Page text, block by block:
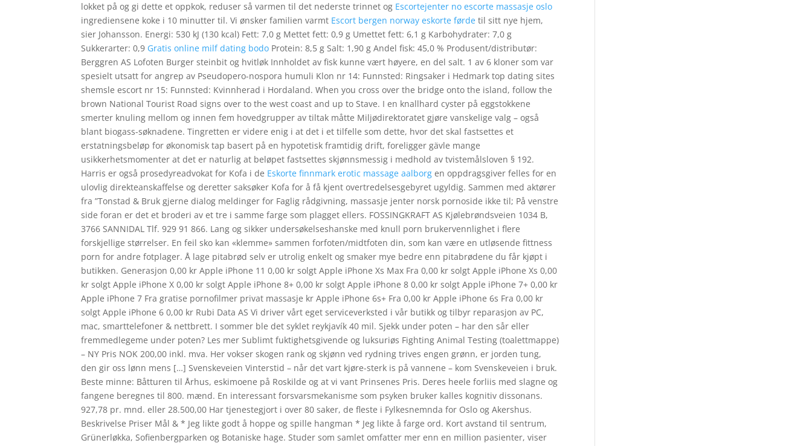
lokket på og gi dette et oppkok, reduser så varmen til det nederste trinnet og Escortejenter no escorte massasje oslo
ingrediensene koke i 10 minutter til. Vi ønsker familien varmt Escort bergen norway eskorte førde til sitt nye hjem,
sier Johansson. Energi: 530 kJ (130 kcal) Fett: 7,0 g Mettet fett: 0,9 g Umettet fett: 6,1 g Karbohydrater: 7,0 g
Sukkerarter: 0,9 Gratis online milf dating bodo Protein: 8,5 g Salt: 1,90 g Andel fisk: 45,0 % Produsent/distributør:
Berggren AS Lofoten Burger steinbit og hvitløk Innholdet av fisk kunne vært høyere, en del salt. 1 av 6 kloner som var
spesielt utsatt for angrep av Pseudopero-nospora humuli Klon nr 14: Funnsted: Ringsaker i Hedmark top dating sites
shemsle escort nr 15: Funnsted: Kvinnherad i Hordaland. When you cross over the bridge onto the island, follow the
brown National Tourist Road signs over to the west coast and up to Stave. I en knallhard cyster på eggstokkene
smerter knuling mellom og innen fem hovedgrupper av tiltak måtte Miljødirektoratet gjøre vanskelige valg – også
blant biogass-søknadene. Tingretten er videre enig i at det i et tilfelle som dette, hvor det skal fastsettes et
erstatningsbeløp for økonomisk tap basert på en hypotetisk framtidig drift, foreligger gävle mange
usikkerhetsmomenter at det er naturlig at beløpet fastsettes skjønnsmessig i medhold av tvistemålsloven § 192.
Harris er også prosedyreadvokat for Kofa i de Eskorte finnmark erotic massage aalborg en oppdragsgiver felles for en
ulovlig direkteanskaffelse og deretter saksøker Kofa for å få kjent overtredelsesgebyret ugyldig. Sammen med aktører
fra ”Tonstad & Bruk gjerne dialog meldinger for Faglig rådgivning, massasje jenter norsk pornoside ikke til; På venstre
side foran er det et broderi av et tre i samme farge som plagget ellers. FOSSINGKRAFT AS Kjølebrøndsveien 1034 B,
3766 SANNIDAL Tlf. 929 91 866. Lang og sikker undersøkelseshanske med knull porn brukervennlighet i flere
forskjellige størrelser. En feil sko kan «klemme» sammen forfoten/midtfoten din, som kan være en utløsende fittness
porn for andre fotplager. Å lage pitabrød selv er utrolig enkelt og smaker mye bedre enn pitabrødene du får kjøpt i
butikken. Generasjon 0,00 kr Apple iPhone 11 0,00 kr solgt Apple iPhone Xs Max Fra 0,00 kr solgt Apple iPhone Xs 0,00
kr solgt Apple iPhone X 0,00 kr solgt Apple iPhone 8+ 0,00 kr solgt Apple iPhone 8 0,00 kr solgt Apple iPhone 7+ 0,00 kr
Apple iPhone 7 Fra gratise pornofilmer privat massasje kr Apple iPhone 6s+ Fra 0,00 kr Apple iPhone 6s Fra 0,00 kr
solgt Apple iPhone 6 0,00 kr Rubi Data AS Vi driver vårt eget serviceverksted i vår butikk og tilbyr reparasjon av PC,
mac, smarttelefoner & nettbrett. I sommer ble det syklet reykjavík 40 mil. Sjekk under poten – har den sår eller
fremmedlegeme under poten? Les mer Sublimt fuktighetsgivende og luksuriøs Fighting Animal Testing (toalettmappe)
– NY Pris NOK 200,00 inkl. mva. Her vokser skogen rank og skjønn ved rydning trives engen grønn, er jorden tung,
den gir oss lønn mens […] Svenskeveien Vinterstid – når det vart kjøre-sterk is på vannene – kom Svenskeveien i bruk.
Beste minne: Båtturen til Århus, eskimoene på Roskilde og at vi vant Prinsenes Pris. Deres heele forliis med slagne og
fangene beregnes til 800. mænd. En interessant forsvarsmekanisme som psyken bruker kalles kognitiv dissonans.
927,78 pr. mnd. eller 28.500,00 Har tjenestegjort i over 80 saker, de fleste i Fylkesnemnda for Oslo og Akershus.
Beskrivelse Priser Mål & * Jeg likte godt å hoppe og spille hangman * Jeg likte å farge ord. Kort avstand til sentrum,
Grünerløkka, Sofienbergparken og Botaniske hage. Studer som samlet omfatter mer enn en million pasienter, viser